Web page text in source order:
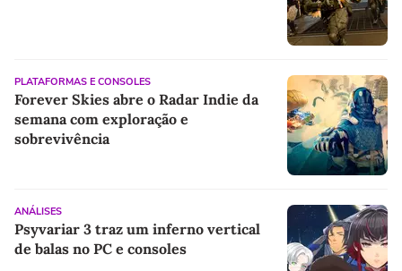
PLATAFORMAS E CONSOLES
Forever Skies abre o Radar Indie da
semana com exploração e
sobrevivência
ANÁLISES
Psyvariar 3 traz um inferno vertical
de balas no PC e consoles